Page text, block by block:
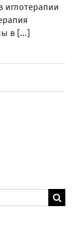
иглотерапии
в [...]